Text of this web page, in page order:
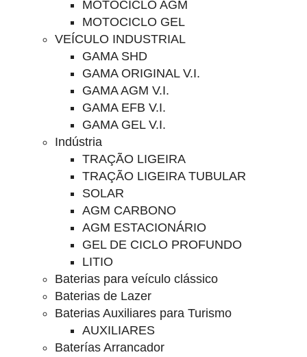
MOTOCICLO AGM
MOTOCICLO GEL
VEÍCULO INDUSTRIAL
GAMA SHD
GAMA ORIGINAL V.I.
GAMA AGM V.I.
GAMA EFB V.I.
GAMA GEL V.I.
Indústria
TRAÇÃO LIGEIRA
TRAÇÃO LIGEIRA TUBULAR
SOLAR
AGM CARBONO
AGM ESTACIONÁRIO
GEL DE CICLO PROFUNDO
LITIO
Baterias para veículo clássico
Baterias de Lazer
Baterias Auxiliares para Turismo
AUXILIARES
Baterías Arrancador